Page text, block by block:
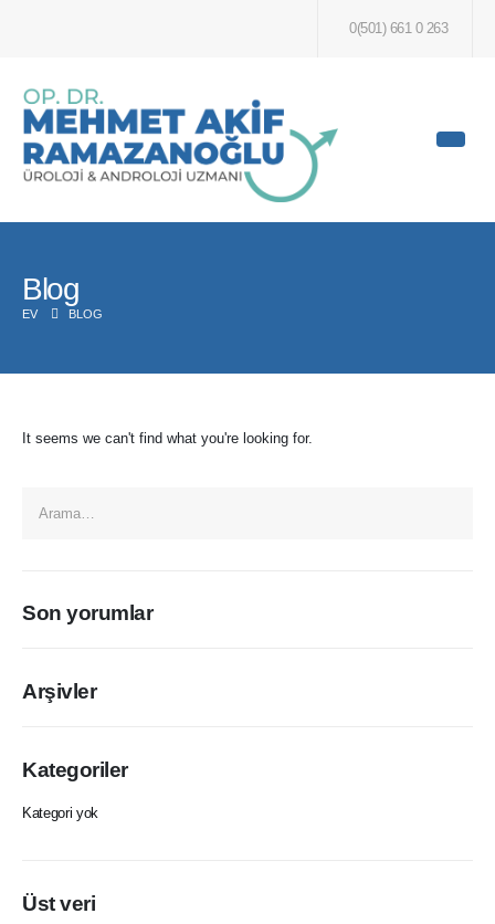
0(501) 661 0 263
Blog
EV BLOG
It seems we can't find what you're looking for.
Son yorumlar
Arşivler
Kategoriler
Kategori yok
Üst veri